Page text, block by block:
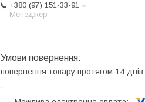
+380 (97) 151-33-91
Менеджер
повернення товару протягом 14 днів